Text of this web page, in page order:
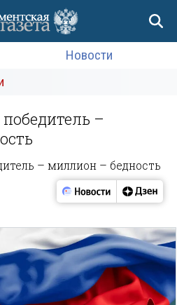
Новости
–
– миллион – бедность